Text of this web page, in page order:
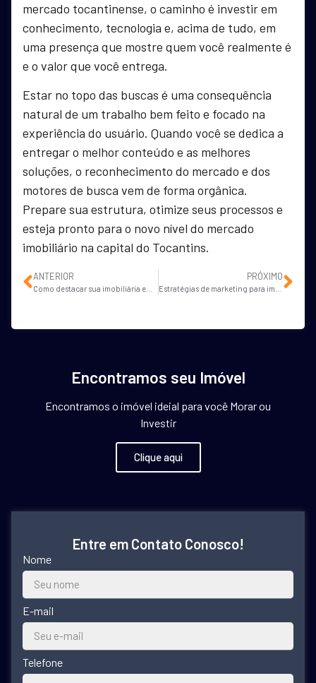
mercado tocantinense, o caminho é investir em
conhecimento, tecnologia e, acima de tudo, em
uma presença que mostre quem você realmente é
e o valor que você entrega.
Estar no topo das buscas é uma consequência
natural de um trabalho bem feito e focado na
experiência do usuário. Quando você se dedica a
entregar o melhor conteúdo e as melhores
soluções, o reconhecimento do mercado e dos
motores de busca vem de forma orgânica.
Prepare sua estrutura, otimize seus processos e
esteja pronto para o novo nível do mercado
imobiliário na capital do Tocantins.
ANTERIOR PRÓXIMO
Encontramos seu Imóvel
Encontramos o imóvel ideial para você Morar ou
Investir
Clique aqui
Entre em Contato Conosco!
Nome
E-mail
Telefone